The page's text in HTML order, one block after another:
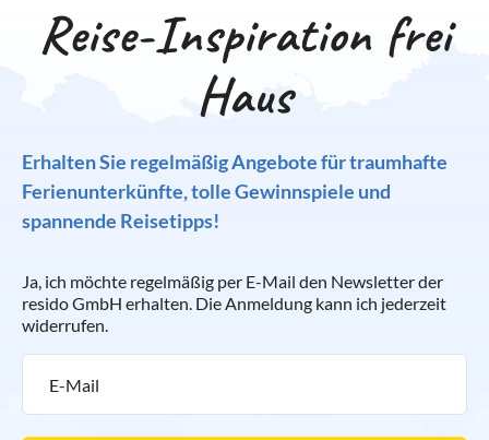
Reise-Inspiration frei
Haus
Erhalten Sie regelmäßig Angebote für traumhafte
Ferienunterkünfte, tolle Gewinnspiele und
spannende Reisetipps!
Ja, ich möchte regelmäßig per E-Mail den Newsletter der
resido GmbH erhalten. Die Anmeldung kann ich jederzeit
widerrufen.